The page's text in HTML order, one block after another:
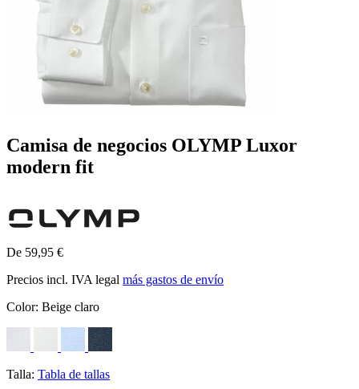
Camisa de negocios OLYMP Luxor
modern fit
De 59,95 €
Precios incl. IVA legal más gastos de envío
Color: Beige claro
Talla: Tabla de tallas